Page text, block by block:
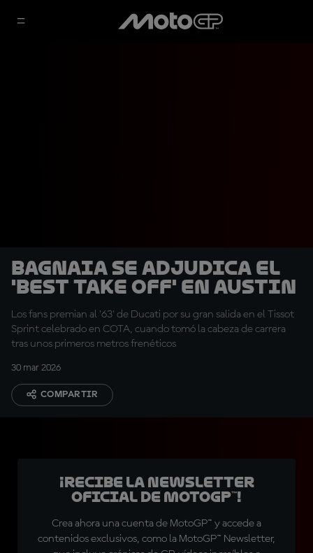
Bagnaia se adjudica el
'Best Take Off' en Austin
Los fans premian al '63' de Ducati por su gran salida en el Tissot
Sprint celebrado en COTA, cuando tomó la cabeza de carrera
tras unos primeros metros frenéticos
30 mar 2026
COMPARTIR
¡Recibe la Newsletter
oficial de MotoGP™!
Crea ahora una cuenta de MotoGP™ y accede a
contenidos exclusivos, como la MotoGP™ Newsletter,